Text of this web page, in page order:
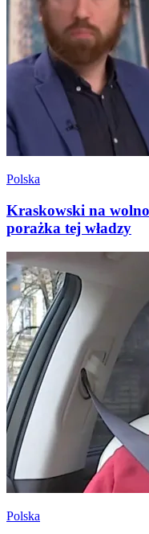
Polska
Kraskowski na
porażka tej władzy
Polska